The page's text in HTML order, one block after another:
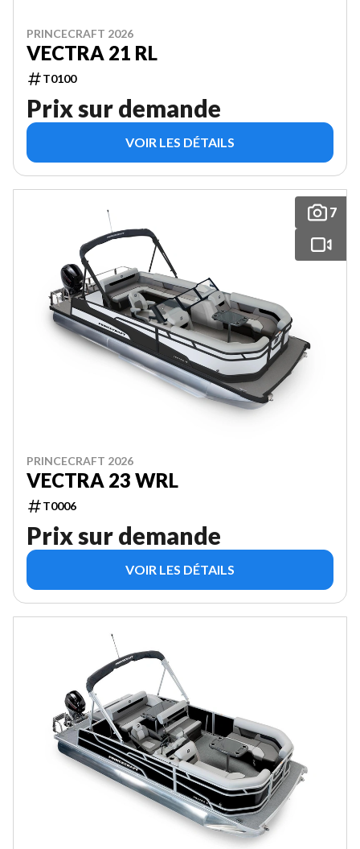
PRINCECRAFT 2026
VECTRA 21 RL
T0100
Prix sur demande
VOIR LES DÉTAILS
7
PRINCECRAFT 2026
VECTRA 23 WRL
T0006
Prix sur demande
VOIR LES DÉTAILS